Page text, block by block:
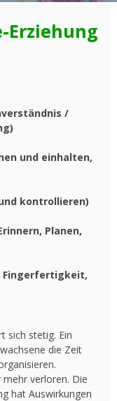
Erziehung
/
und einhalten,
kontrollieren)
Planen,
Fingerfertigkeit,
sich stetig. Ein
die Zeit
verloren. Die
hat Auswirkungen